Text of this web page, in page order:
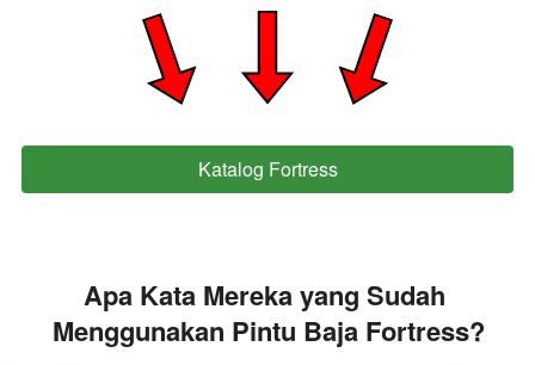
`Katalog Fortress
Apa Kata Mereka yang Sudah
Menggunakan Pintu Baja Fortress?